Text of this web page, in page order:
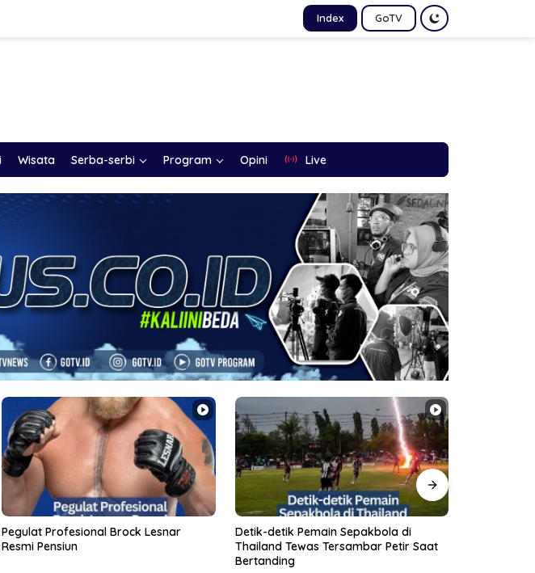
Index GoTV
Wisata Serba-serbi Program Opini Live
‎Detik-detik Pemain Sepakbola di
Thailand Tewas Tersambar Petir Saat
KPK Tahan 3 Tersangka dalam Perkara
Dugaan Korupsi Pengadaan Digitalisasi
SPBU Pertamina Tahun 2018-2023